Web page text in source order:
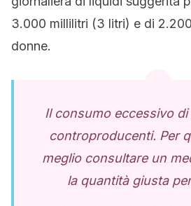
3.000 millilitri (3 litri) e di
donne.
Il consumo eccessivo
controproducenti. Per
meglio consultare un
la quantità giusta